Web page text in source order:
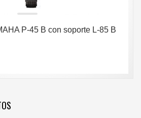
P-45 B con soporte L-85 B